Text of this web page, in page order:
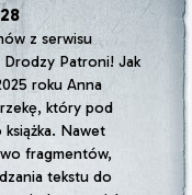
z serwisu
Patroni! Jak
roku Anna
który pod
książka. Nawet
fragmentów,
tekstu do